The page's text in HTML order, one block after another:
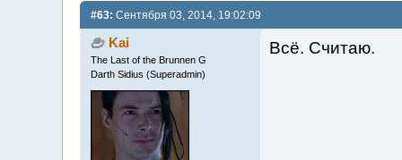
#63: Сентября 03, 2014, 19:02:09
Kai
The Last of the Brunnen G
Darth Sidius (Superadmin)
Всё. Считаю.